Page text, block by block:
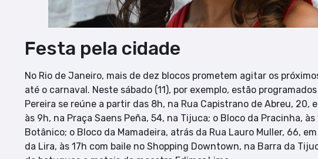
Festa pela cidade
No Rio de Janeiro, mais de dez blocos prometem agitar os
até o carnaval. Neste sábado (11), por exemplo, estão
Pereira se reúne a partir das 8h, na Rua Capistrano de Abreu, 20,
às 9h, na Praça Saens Peña, 54, na Tijuca; o Bloco da Pracinha,
Botânico; o Bloco da Mamadeira, atrás da Rua Lauro Muller, 66,
da Lira, às 17h com baile no Shopping Downtown, na Barra da